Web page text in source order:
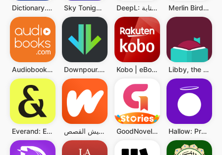
Dictionary.com: English Words Sky Tonight - Star Gazer Guide DeepL: ترجمة وكتابة DeepL Merlin Bird ID by Cornell Lab
Audiobooks.com: Books & More Downpour.com Kobo | eBooks & Audiobooks Libby, the Library App
Everand: Ebooks and audiobooks واتباد - أين تعيش القصص. GoodNovel - Web Novel, Fiction Hallow: Prayer & Meditation